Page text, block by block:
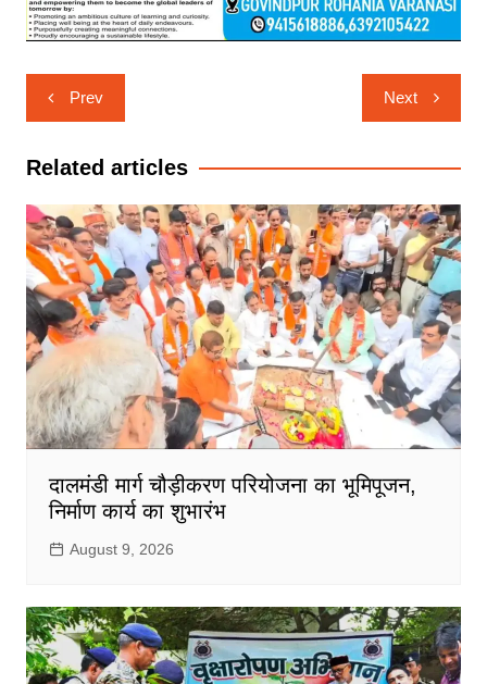
Post
navigation
Prev Next
Related articles
दालमंडी मार्ग चौड़ीकरण परियोजना का भूमिपूजन,
निर्माण कार्य का शुभारंभ
August 9, 2026